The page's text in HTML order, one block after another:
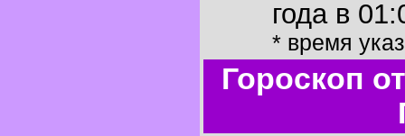
года в
* время
Гороскоп